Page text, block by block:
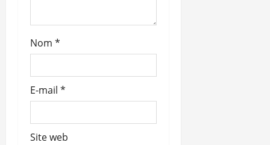
i
c
l
e
Nom *
E-mail *
Site web